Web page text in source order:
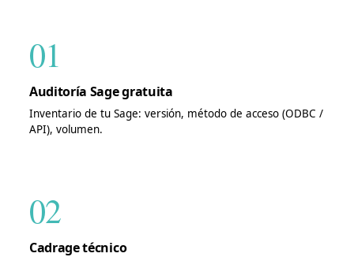
01
Auditoría Sage gratuita
Inventario de tu Sage: versión, método de acceso (ODBC /
API), volumen.
02
Cadrage técnico